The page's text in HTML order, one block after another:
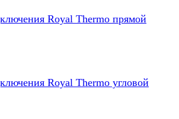
Royal Thermo прямой
Royal Thermo угловой